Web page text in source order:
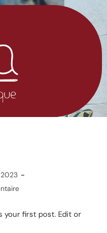
your first post. Edit or